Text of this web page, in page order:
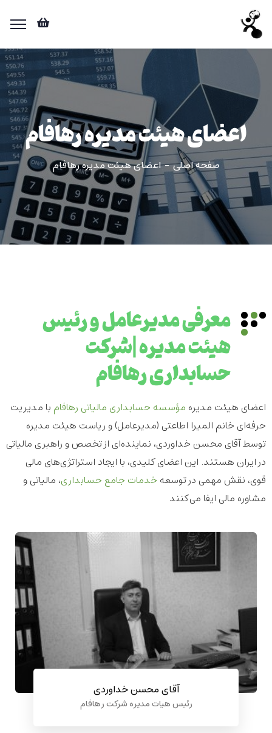
اعضای هیئت مدیره رهافام
صفحه اصلی اعضای هیئت مدیره رهافام
معرفی مدیرعامل و رئیس
هیئت مدیره |شرکت
حسابداری رهافام
اعضای هیئت مدیره مؤسسه حسابداری مالیاتی رهافام با مدیریت
حرفه‌ای خانم المیرا اطاعتی (مدیرعامل) و ریاست هیئت مدیره
توسط آقای محسن خداوردی، نماینده‌ای از تخصص و راهبری مالیاتی
در ایران هستند. این اعضای کلیدی، با ایجاد استراتژی‌های مالی
قوی، نقش مهمی در توسعه خدمات جامع حسابداری، مالیاتی و
مشاوره مالی ایفا می‌کنند
آقای محسن خداوردی
رئیس هیات مدیره شرکت ر هافام